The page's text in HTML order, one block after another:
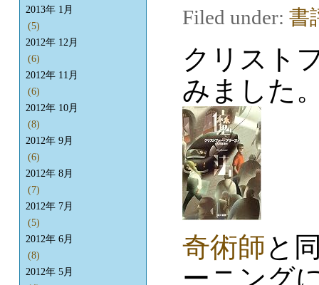
Filed under: 書
クリスト
みました
奇術師と
ーニング
2013年 1月
(5)
2012年 12月
(6)
2012年 11月
(6)
2012年 10月
(8)
2012年 9月
(6)
2012年 8月
(7)
2012年 7月
(5)
2012年 6月
(8)
2012年 5月